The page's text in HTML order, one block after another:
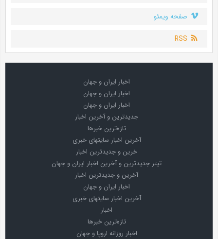
صفحه ویمئو
RSS
اخبار ایران و جهان
اخبار ایران و جهان
اخبار ایران و جهان
جدیدترین و آخرین اخبار
تازه‌ترین خبرها
آخرین اخبار سایتهای خبری
خرین و جدیدترین اخبار
تیتر جدیدترین و آخرین اخبار ایران و جهان
آخرین و جدیدترین اخبار
اخبار ایران و جهان
آخرین اخبار سایتهای خبری
اخبار
تازه‌ترین خبرها
اخبار روزانه اروپا و جهان